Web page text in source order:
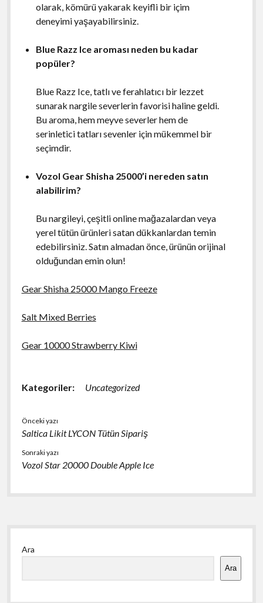
olarak, kömürü yakarak keyifli bir içim
deneyimi yaşayabilirsiniz.
Blue Razz Ice aroması neden bu kadar
popüler?
Blue Razz Ice, tatlı ve ferahlatıcı bir lezzet
sunarak nargile severlerin favorisi haline geldi.
Bu aroma, hem meyve severler hem de
serinletici tatları sevenler için mükemmel bir
seçimdir.
Vozol Gear Shisha 25000’i nereden satın
alabilirim?
Bu nargileyi, çeşitli online mağazalardan veya
yerel tütün ürünleri satan dükkanlardan temin
edebilirsiniz. Satın almadan önce, ürünün orijinal
olduğundan emin olun!
Gear Shisha 25000 Mango Freeze
Salt Mixed Berries
Gear 10000 Strawberry Kiwi
Kategoriler: Uncategorized
Önceki yazı
Saltica Likit LYCON Tütün Sipariş
Sonraki yazı
Vozol Star 20000 Double Apple Ice
Yan
Menü
Ara
Ara